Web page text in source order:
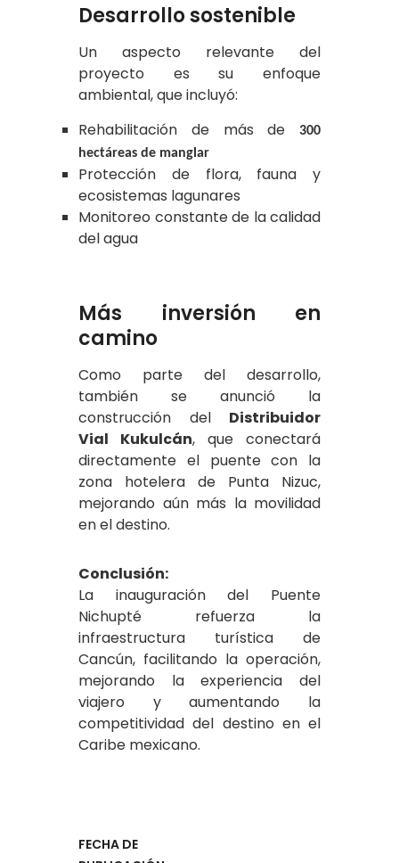
Desarrollo sostenible
Un aspecto relevante del
proyecto es su enfoque
ambiental, que incluyó:
Rehabilitación de más de
300
hectáreas de manglar
Protección de flora, fauna y
ecosistemas lagunares
Monitoreo constante de la calidad
del agua
Más inversión en
camino
Como parte del desarrollo,
también se anunció la
construcción del Distribuidor
Vial Kukulcán, que conectará
directamente el puente con la
zona hotelera de Punta Nizuc,
mejorando aún más la movilidad
en el destino.
Conclusión:
La inauguración del Puente
Nichupté refuerza la
infraestructura turística de
Cancún, facilitando la operación,
mejorando la experiencia del
viajero y aumentando la
competitividad del destino en el
Caribe mexicano.
FECHA DE